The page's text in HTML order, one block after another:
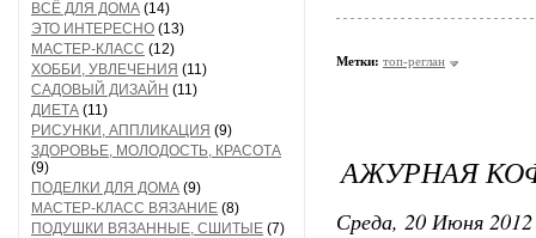
ВСЁ ДЛЯ ДОМА (14)
ЭТО ИНТЕРЕСНО (13)
МАСТЕР-КЛАСС (12)
ХОББИ, УВЛЕЧЕНИЯ (11)
САДОВЫЙ ДИЗАЙН (11)
ДИЕТА (11)
РИСУНКИ, АППЛИКАЦИЯ (9)
ЗДОРОВЬЕ, МОЛОДОСТЬ, КРАСОТА
(9)
ПОДЕЛКИ ДЛЯ ДОМА (9)
МАСТЕР-КЛАСС ВЯЗАНИЕ (8)
ПОДУШКИ ВЯЗАННЫЕ, СШИТЫЕ (7)
Метки: топ-реглан
АЖУРНАЯ
Среда, 20 Июня